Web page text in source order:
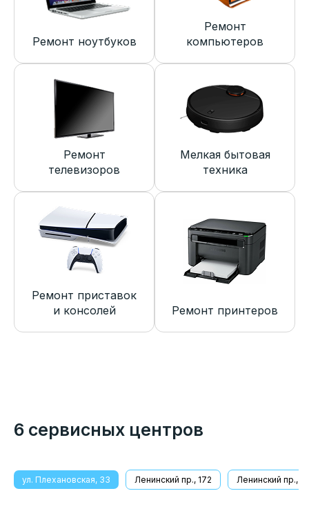
Ремонт ноутбуков
Ремонт
компьютеров
Ремонт
телевизоров
Мелкая бытовая
техника
Ремонт приставок
и консолей
Ремонт принтеров
6 сервисных центров
ул. Плехановская, 33 Ленинский пр., 172 Ленинский пр., 8/